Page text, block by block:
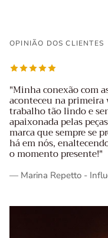
OPINIÃO DOS CLIENTES
"Minha conexão com
aconteceu na primeira
trabalho tão lindo e
apaixonada pelas
marca que sempre se
há em nós,
o momento presente!"
— Marina Repetto -